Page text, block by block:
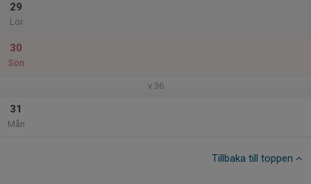
29
Lör
30
Sön
v.36
31
Mån
Tillbaka till toppen